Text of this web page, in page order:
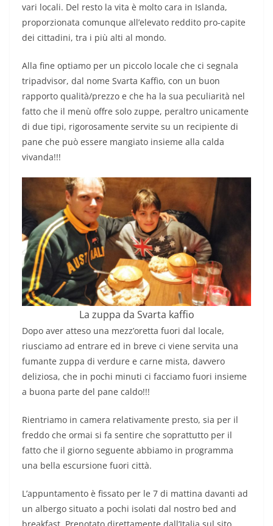
vari locali. Del resto la vita è molto cara in Islanda,
proporzionata comunque all’elevato reddito pro-capite
dei cittadini, tra i più alti al mondo.
Alla fine optiamo per un piccolo locale che ci segnala
tripadvisor, dal nome Svarta Kaffio, con un buon
rapporto qualità/prezzo e che ha la sua peculiarità nel
fatto che il menù offre solo zuppe, peraltro unicamente
di due tipi, rigorosamente servite su un recipiente di
pane che può essere mangiato insieme alla calda
vivanda!!!
La zuppa da Svarta kaffio
Dopo aver atteso una mezz’oretta fuori dal locale,
riusciamo ad entrare ed in breve ci viene servita una
fumante zuppa di verdure e carne mista, davvero
deliziosa, che in pochi minuti ci facciamo fuori insieme
a buona parte del pane caldo!!!
Rientriamo in camera relativamente presto, sia per il
freddo che ormai si fa sentire che soprattutto per il
fatto che il giorno seguente abbiamo in programma
una bella escursione fuori città.
L’appuntamento è fissato per le 7 di mattina davanti ad
un albergo situato a pochi isolati dal nostro bed and